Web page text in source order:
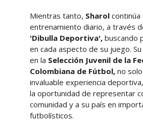
Mientras tanto, Sharol continúa
entrenamiento diario, a través
'Dibulla Deportiva', buscando
en cada aspecto de su juego.
en la Selección Juvenil de la
Colombiana de Fútbol, no
invaluable experiencia
la oportunidad de representar
comunidad y a su país en
futbolísticos.